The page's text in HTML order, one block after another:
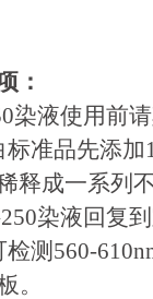
：
染液使用前
标准品先添加
释成一系列
染液回复
检测560-
。